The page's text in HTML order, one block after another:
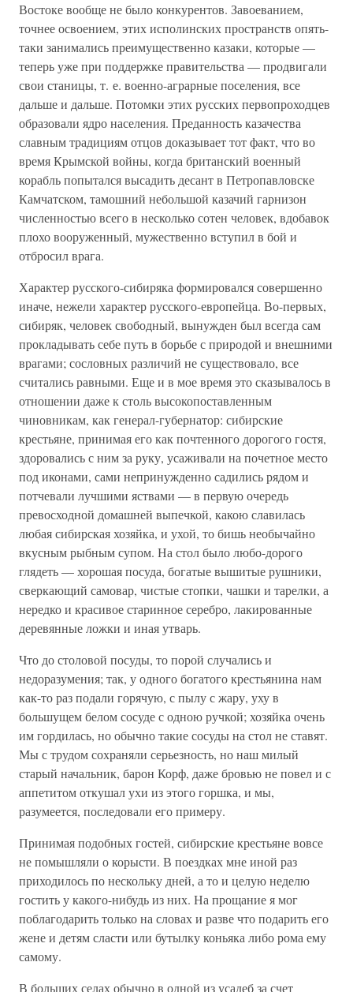
Востоке вообще не было конкурентов. Завоеванием,
точнее освоением, этих исполинских пространств опять-
таки занимались преимущественно казаки, которые —
теперь уже при поддержке правительства — продвигали
свои станицы, т. е. военно-аграрные поселения, все
дальше и дальше. Потомки этих русских первопроходцев
образовали ядро населения. Преданность казачества
славным традициям отцов доказывает тот факт, что во
время Крымской войны, когда британский военный
корабль попытался высадить десант в Петропавловске
Камчатском, тамошний небольшой казачий гарнизон
численностью всего в несколько сотен человек, вдобавок
плохо вооруженный, мужественно вступил в бой и
отбросил врага.
Характер русского-сибиряка формировался совершенно
иначе, нежели характер русского-европейца. Во-первых,
сибиряк, человек свободный, вынужден был всегда сам
прокладывать себе путь в борьбе с природой и внешними
врагами; сословных различий не существовало, все
считались равными. Еще и в мое время это сказывалось в
отношении даже к столь высокопоставленным
чиновникам, как генерал-губернатор: сибирские
крестьяне, принимая его как почтенного дорогого гостя,
здоровались с ним за руку, усаживали на почетное место
под иконами, сами непринужденно садились рядом и
потчевали лучшими яствами — в первую очередь
превосходной домашней выпечкой, какою славилась
любая сибирская хозяйка, и ухой, то бишь необычайно
вкусным рыбным супом. На стол было любо-дорого
глядеть — хорошая посуда, богатые вышитые рушники,
сверкающий самовар, чистые стопки, чашки и тарелки, а
нередко и красивое старинное серебро, лакированные
деревянные ложки и иная утварь.
Что до столовой посуды, то порой случались и
недоразумения; так, у одного богатого крестьянина нам
как-то раз подали горячую, с пылу с жару, уху в
большущем белом сосуде с одною ручкой; хозяйка очень
им гордилась, но обычно такие сосуды на стол не ставят.
Мы с трудом сохраняли серьезность, но наш милый
старый начальник, барон Корф, даже бровью не повел и с
аппетитом откушал ухи из этого горшка, и мы,
разумеется, последовали его примеру.
Принимая подобных гостей, сибирские крестьяне вовсе
не помышляли о корысти. В поездках мне иной раз
приходилось по нескольку дней, а то и целую неделю
гостить у какого-нибудь из них. На прощание я мог
поблагодарить только на словах и разве что подарить его
жене и детям сласти или бутылку коньяка либо рома ему
самому.
В больших селах обычно в одной из усадеб за счет